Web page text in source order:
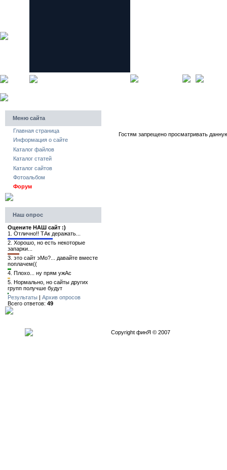
Меню сайта
Главная страница
Информация о сайте
Каталог файлов
Каталог статей
Каталог сайтов
Фотоальбом
Форум
Наш опрос
Оцените НАШ сайт :)
1. Отлично!! ТАк деражать...
2. Хорошо, но есть некоторые
запарки...
3. это сайт эМо?... давайте вместе
поплачем((
4. Плохо... ну прям ужАс
5. Нормально, но сайты других
групп получше будут
Результаты | Архив опросов
Всего ответов: 49
Гостям запрещено просматривать
Copyright финЯ © 2007